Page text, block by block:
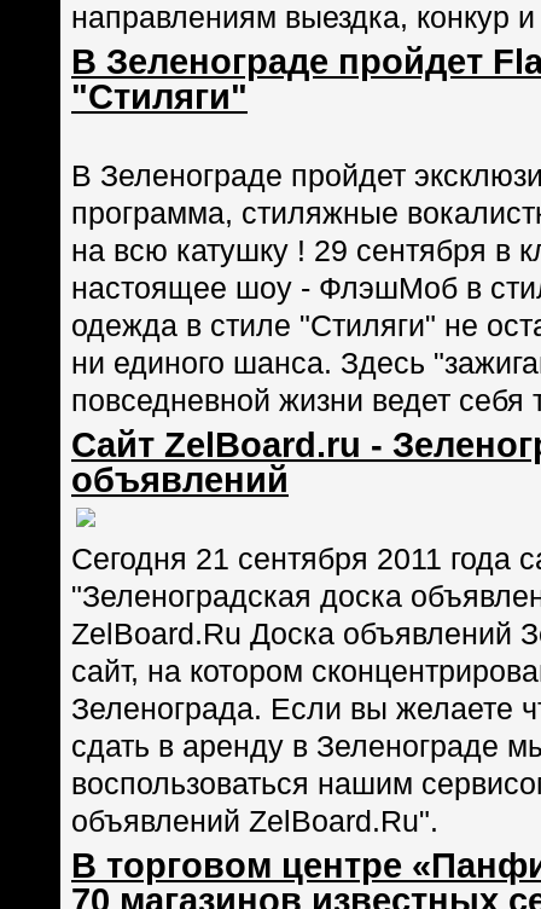
направлениям выездка, конкур
В Зеленограде пройдет
"Стиляги"
В Зеленограде пройдет
программа, стиляжные
на всю катушку ! 29 сентября в
настоящее шоу - ФлэшМоб в
одежда в стиле "Стиляги" не
ни единого шанса. Здесь
повседневной жизни ведет
Сайт ZelBoard.ru -
объявлений
Сегодня 21 сентября 2011 года
"Зеленоградская доска
ZelBoard.Ru Доска объявлений
сайт, на котором
Зеленограда. Если вы желаете
сдать в аренду в Зеленограде
воспользоваться нашим
объявлений ZelBoard.Ru".
В торговом центре
70 магазинов известных